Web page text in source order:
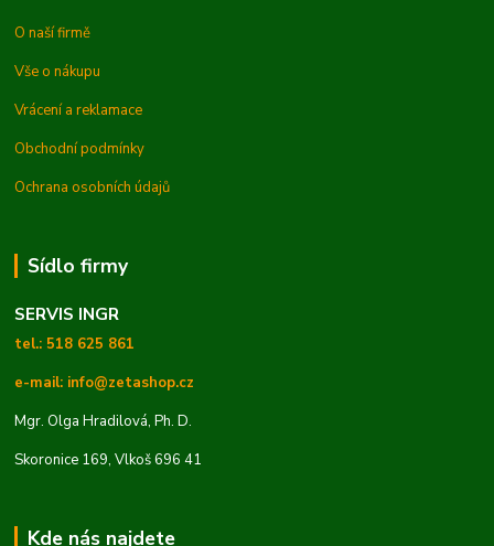
O naší firmě
Vše o nákupu
Vrácení a reklamace
Obchodní podmínky
Ochrana osobních údajů
Sídlo firmy
SERVIS INGR
tel.: 518 625 861
e-mail: info@zetashop.cz
Mgr. Olga Hradilová, Ph. D.
Skoronice 169, Vlkoš 696 41
Kde nás najdete